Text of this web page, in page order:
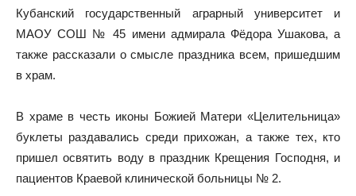
Кубанский государственный аграрный университет и
МАОУ СОШ № 45 имени адмирала Фёдора Ушакова, а
также рассказали о смысле праздника всем, пришедшим
в храм.
В храме в честь иконы Божией Матери «Целительница»
буклеты раздавались среди прихожан, а также тех, кто
пришел освятить воду в праздник Крещения Господня, и
пациентов Краевой клинической больницы № 2.